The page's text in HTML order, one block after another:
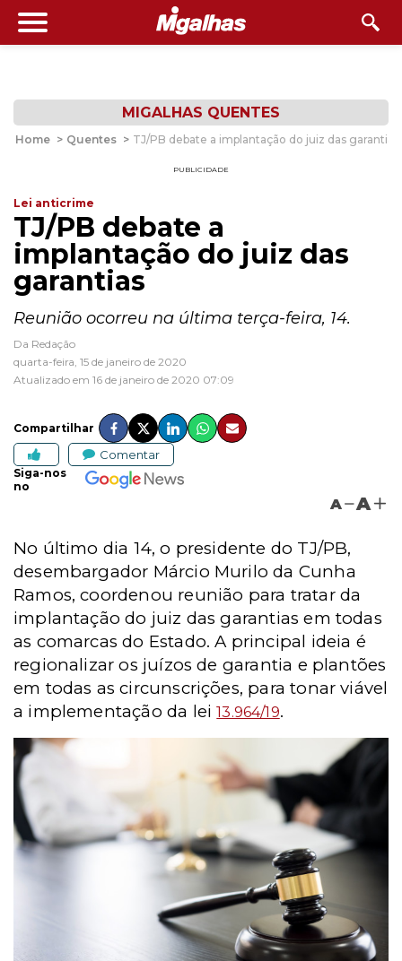
MIGALHAS QUENTES
Home > Quentes > TJ/PB debate a implantação do juiz das garantias
PUBLICIDADE
Lei anticrime
TJ/PB debate a
implantação do juiz das
garantias
Reunião ocorreu na última terça-feira, 14.
Da Redação
quarta-feira, 15 de janeiro de 2020
Atualizado em 16 de janeiro de 2020 07:09
Compartilhar
Comentar
Siga-nos
no
A A
No último dia 14, o presidente do TJ/PB,
desembargador Márcio Murilo da Cunha
Ramos, coordenou reunião para tratar da
implantação do juiz das garantias em todas
as comarcas do Estado. A principal ideia é
regionalizar os juízos de garantia e plantões
em todas as circunscrições, para tonar viável
a implementação da lei13.964/19.